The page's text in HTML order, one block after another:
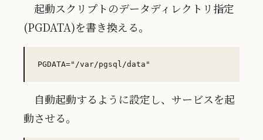
起動スクリプトのデータディレクトリ指定
(PGDATA)を書き換える。
自動起動するように設定し、サービスを起
動させる。